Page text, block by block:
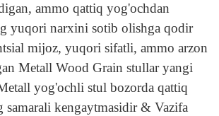
ammo qattiq yog'ochdan
yuqori narxini sotib olishga qodir
mijoz, yuqori sifatli, ammo arzon
Metall Wood Grain stullar yangi
yog'ochli stul bozorda qattiq
samarali kengaytmasidir & Vazifa